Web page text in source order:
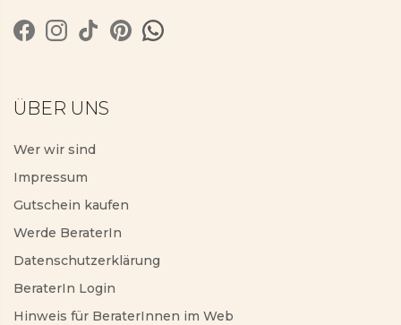
ÜBER UNS
Wer wir sind
Impressum
Gutschein kaufen
Werde BeraterIn
Datenschutzerklärung
BeraterIn Login
Hinweis für BeraterInnen im Web